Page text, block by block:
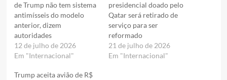
de Trump não tem sistema
antimísseis do modelo
anterior, dizem
autoridades
12 de julho de 2026
Em "Internacional"
presidencial doado pelo
Qatar será retirado de
serviço para ser
reformado
21 de julho de 2026
Em "Internacional"
Trump aceita avião de R$